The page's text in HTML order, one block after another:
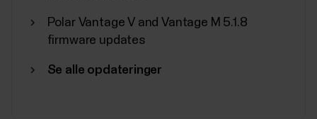
Polar Vantage V and Vantage M 5.1.8
firmware updates
Se alle opdateringer